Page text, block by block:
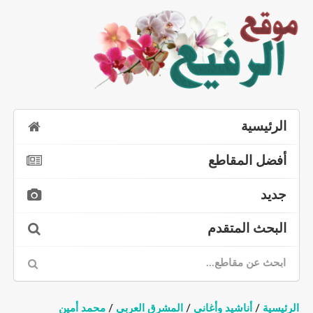
الرئيسية
أفضل المقاطع
جديد
البحث المتقدم
الرئيسية / أناشيد وأغاني / المشرق العربي / محمد أمين